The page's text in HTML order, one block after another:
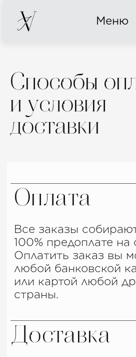
и условия
доставки
Доставка
Оплата
Самовывоз: бесплатно.
Почта России: 550 р.
СДЭК: 750 р.
Курьер ЕМС: 900 р.
Бесплатная доставка при
Отправляем заказ в течение
дней, после оплаты.
Трек-номер для отслеживания
Оплатить заказ вы можете
любой банковской картой РФ
или картой любой другой